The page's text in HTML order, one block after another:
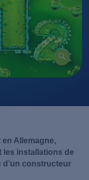
Allemagne,
les installations de
d’un constructeur